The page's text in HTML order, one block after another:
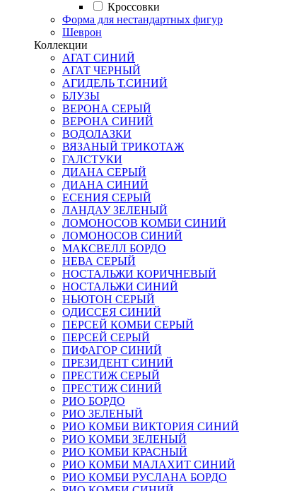
Кроссовки
Форма для нестандартных фигур
Шеврон
Коллекции
АГАТ СИНИЙ
АГАТ ЧЕРНЫЙ
АГИДЕЛЬ Т.СИНИЙ
БЛУЗЫ
ВЕРОНА СЕРЫЙ
ВЕРОНА СИНИЙ
ВОДОЛАЗКИ
ВЯЗАНЫЙ ТРИКОТАЖ
ГАЛСТУКИ
ДИАНА СЕРЫЙ
ДИАНА СИНИЙ
ЕСЕНИЯ СЕРЫЙ
ЛАНДАУ ЗЕЛЕНЫЙ
ЛОМОНОСОВ КОМБИ СИНИЙ
ЛОМОНОСОВ СИНИЙ
МАКСВЕЛЛ БОРДО
НЕВА СЕРЫЙ
НОСТАЛЬЖИ КОРИЧНЕВЫЙ
НОСТАЛЬЖИ СИНИЙ
НЬЮТОН СЕРЫЙ
ОДИССЕЯ СИНИЙ
ПЕРСЕЙ КОМБИ СЕРЫЙ
ПЕРСЕЙ СЕРЫЙ
ПИФАГОР СИНИЙ
ПРЕЗИДЕНТ СИНИЙ
ПРЕСТИЖ СЕРЫЙ
ПРЕСТИЖ СИНИЙ
РИО БОРДО
РИО ЗЕЛЕНЫЙ
РИО КОМБИ ВИКТОРИЯ СИНИЙ
РИО КОМБИ ЗЕЛЕНЫЙ
РИО КОМБИ КРАСНЫЙ
РИО КОМБИ МАЛАХИТ СИНИЙ
РИО КОМБИ РУСЛАНА БОРДО